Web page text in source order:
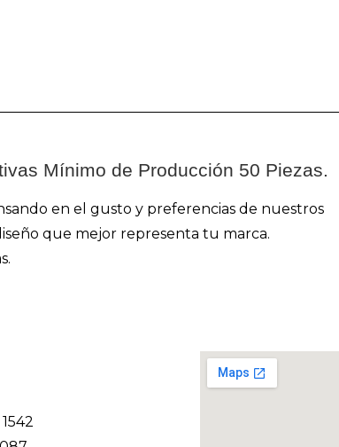
Mínimo de Producción 50 Piezas.
en el gusto y preferencias de nuestros
que mejor representa tu marca.